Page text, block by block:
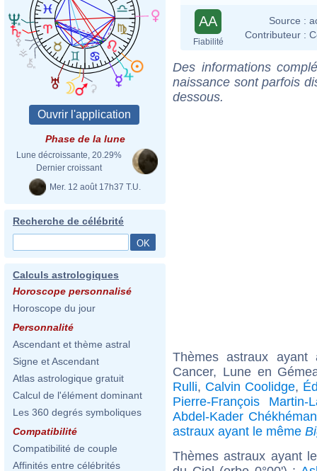
Phase de la lune
Lune décroissante, 20.29%
Dernier croissant
Mer. 12 août 17h37 T.U.
Recherche de célébrité
Calculs astrologiques
Horoscope personnalisé
Horoscope du jour
Personnalité
Ascendant et thème astral
Signe et Ascendant
Atlas astrologique gratuit
Calcul de l'élément dominant
Les 360 degrés symboliques
Compatibilité
Compatibilité de couple
Affinités entre célébrités
AA
Fiabilité
Source :
Contributeur :
Des informations
naissance sont parfois
dessous.
Thèmes astraux
Cancer, Lune en
Rulli, Calvin Coolidge,
Pierre-François Martin-
Abdel-Kader
astraux ayant le même
Thèmes astraux ayant